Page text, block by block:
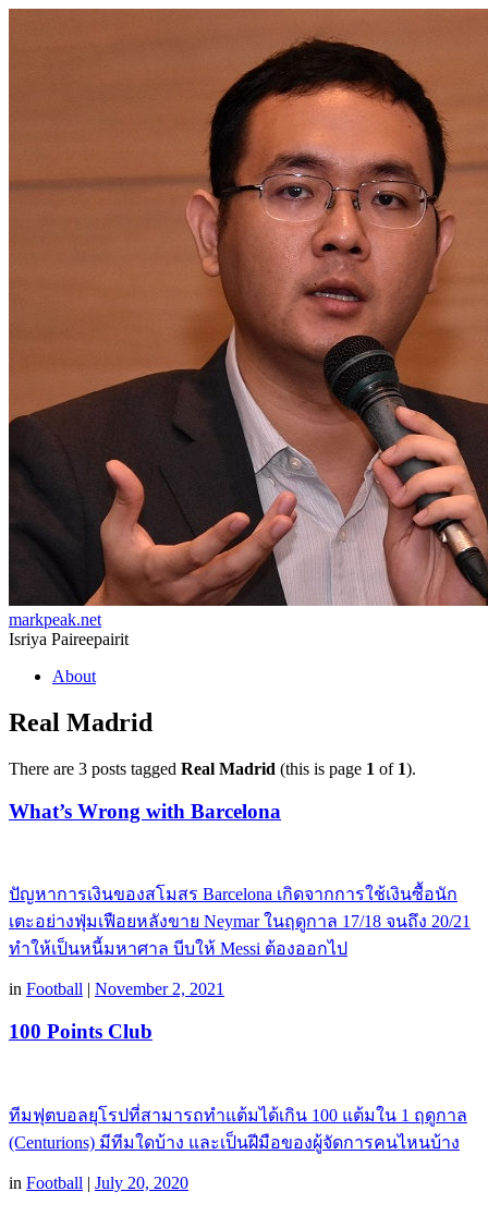
markpeak.net
Isriya Paireepairit
Skip
content
About
Real Madrid
There are 3 posts tagged Real Madrid (this is page 1 of 1).
What’s Wrong with Barcelona
ปัญหาการเงินของสโมสร Barcelona เกิดจากการใช้เงินซื้อนัก
เตะอย่างฟุ่มเฟือยหลังขาย Neymar ในฤดูกาล 17/18 จนถึง 20/21
ทำให้เป็นหนี้มหาศาล บีบให้ Messi ต้องออกไป
in Football | November 2, 2021
100 Points Club
ทีมฟุตบอลยุโรปที่สามารถทำแต้มได้เกิน 100 แต้มใน 1 ฤดูกาล
(Centurions) มีทีมใดบ้าง และเป็นฝีมือของผู้จัดการคนไหนบ้าง
in Football | July 20, 2020